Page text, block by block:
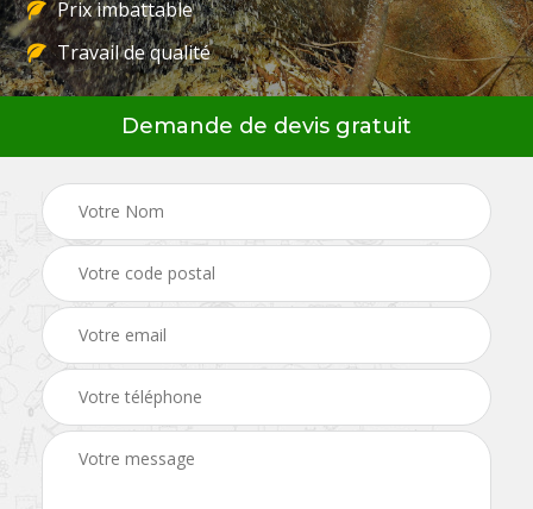
Prix imbattable
Travail de qualité
Demande de devis gratuit